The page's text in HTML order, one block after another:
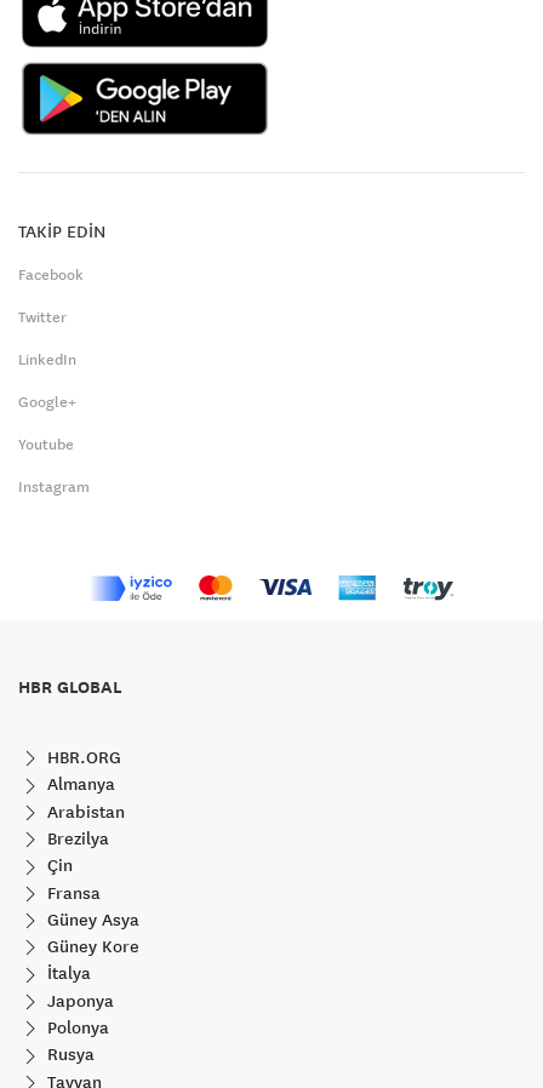
TAKİP EDİN
Facebook
Twitter
LinkedIn
Google+
Youtube
Instagram
HBR GLOBAL
HBR.ORG
Almanya
Arabistan
Brezilya
Çin
Fransa
Güney Asya
Güney Kore
İtalya
Japonya
Polonya
Rusya
Tayvan